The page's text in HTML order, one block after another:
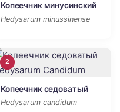
Копеечник минусинский
Hedysarum minussinense
2
Копеечник седоватый
Hedysarum candidum